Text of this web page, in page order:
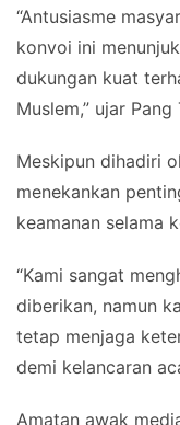
“Antusiasme
konvoi ini
dukungan kuat
Muslem,” ujar Pang
Meskipun dihadiri
menekankan
keamanan selama
“Kami sangat
diberikan, namun
tetap menjaga
demi kelancaran
Amatan awak